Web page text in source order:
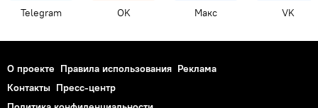
Telegram OK Макс VK
О проекте Правила использования Реклама
Контакты Пресс-центр